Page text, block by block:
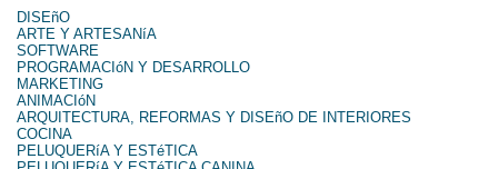
DISEñO
ARTE Y ARTESANíA
SOFTWARE
PROGRAMACIóN Y DESARROLLO
MARKETING
ANIMACIóN
ARQUITECTURA, REFORMAS Y DISEñO DE INTERIORES
COCINA
PELUQUERíA Y ESTéTICA